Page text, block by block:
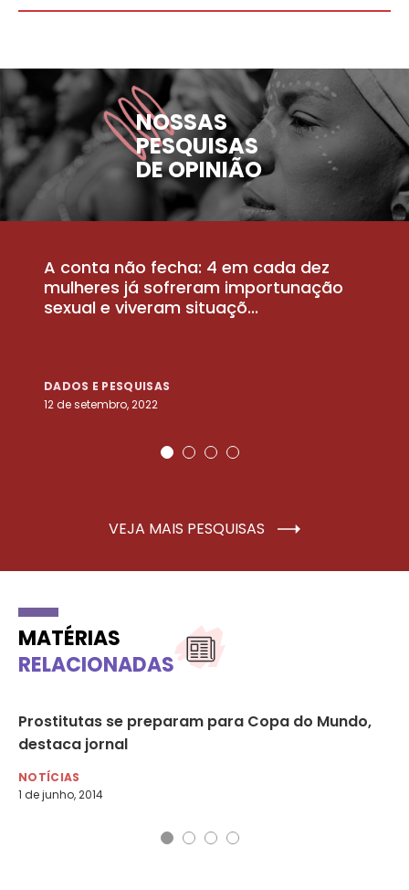
NOSSAS
PESQUISAS
DE OPINIÃO
A conta não fecha: 4 em cada dez
mulheres já sofreram importunação
sexual e viveram situaçõ...
DADOS E PESQUISAS
12 de setembro, 2022
VEJA MAIS PESQUISAS
MATÉRIAS
RELACIONADAS
Prostitutas se preparam para Copa do Mundo,
destaca jornal
NOTÍCIAS
1 de junho, 2014